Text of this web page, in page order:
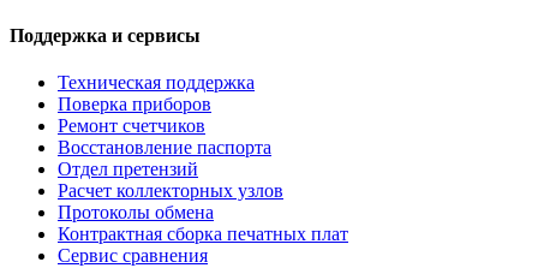
Поддержка и сервисы
Техническая поддержка
Поверка приборов
Ремонт счетчиков
Восстановление паспорта
Отдел претензий
Расчет коллекторных узлов
Протоколы обмена
Контрактная сборка печатных плат
Сервис сравнения